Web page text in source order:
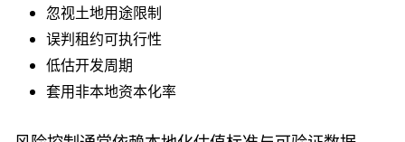
忽视土地用途限制
误判租约可执行性
低估开发周期
套用非本地资本化率